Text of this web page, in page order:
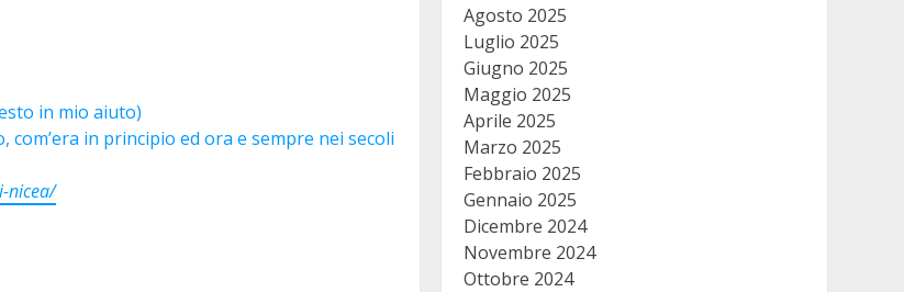
in mio aiuto)
com’era in principio ed ora e sempre nei secoli
nicea/
Agosto 2025
Luglio 2025
Giugno 2025
Maggio 2025
Aprile 2025
Marzo 2025
Febbraio 2025
Gennaio 2025
Dicembre 2024
Novembre 2024
Ottobre 2024